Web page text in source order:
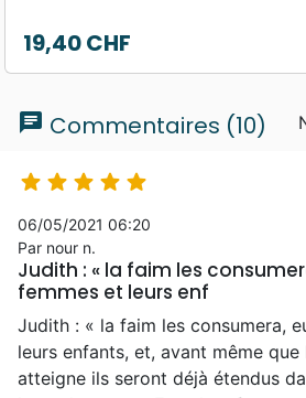
Prix
19,40 CHF
chat Commentaires (10)
    
06/05/2021 06:20
Par nour n.
Judith : « la faim les
femmes et leurs enf
Judith : « la faim les consumera,
leurs enfants, et, avant même que
atteigne ils seront déjà étendus